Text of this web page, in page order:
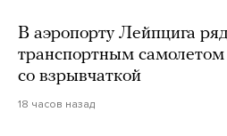
В аэропорту Лейпцига
транспортным
со взрывчаткой
18 часов назад